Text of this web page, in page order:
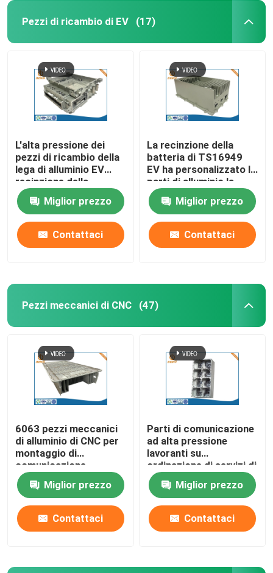
Pezzi di ricambio di EV (17)
L'alta pressione dei
pezzi di ricambio della
lega di alluminio EV
recinzione della
pressofusione
Miglior prezzo
Contattaci
La recinzione della
batteria di TS16949
EV ha personalizzato le
parti di alluminio la
pressofusione
Miglior prezzo
Contattaci
Pezzi meccanici di CNC (47)
6063 pezzi meccanici
di alluminio di CNC per
montaggio di
comunicazione
Miglior prezzo
Contattaci
Parti di comunicazione
ad alta pressione
lavoranti su
ordinazione di servizi di
CNC del ODM dell'OEM
Miglior prezzo
Contattaci